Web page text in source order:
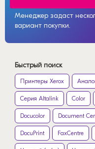
Менеджер задаст
вариант покупки.
Быстрый поиск
Принтеры Xerox
Серия Altalink Color
Docucolor Document
DocuPrint FaxCentre